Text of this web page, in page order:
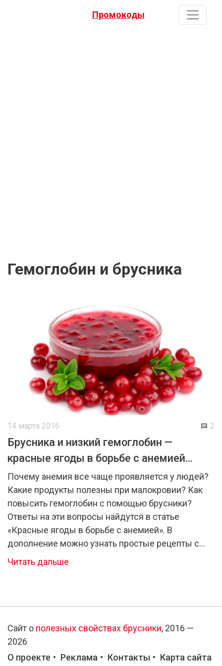
Промокоды
гемоглобин и брусника
14 марта 2016 2
Брусника и низкий гемоглобин —
красные ягоды в борьбе с анемией
Почему анемия все чаще проявляется у людей?
Какие продукты полезны при малокровии? Как
повысить гемоглобин с помощью брусники?
Ответы на эти вопросы найдутся в статье
«Красные ягоды в борьбе с анемией». В
дополнение можно узнать простые рецепты с
брусникой, которые восполнят запасы железа в
Читать дальше
Сайт о полезных свойствах брусники, 2016 —
2026
О проекте
Реклама Контакты Карта сайта